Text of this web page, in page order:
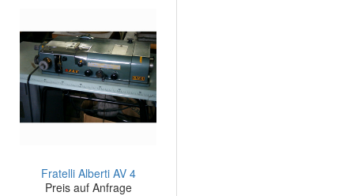
Fratelli Alberti AV 4
Preis auf Anfrage